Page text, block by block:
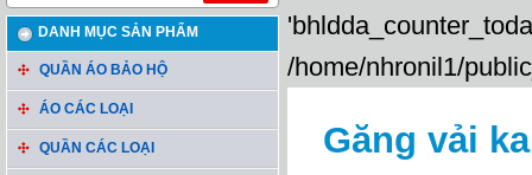
DANH MỤC SẢN PHẨM
QUẦN ÁO BẢO HỘ
ÁO CÁC LOẠI
QUẦN CÁC LOẠI
/home/nhronil1/
Găng vải